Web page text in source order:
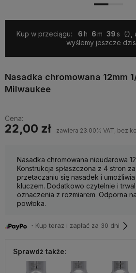
Kup w przeciągu: 6 6 39
⏰,
wyślemy jeszcze
Nasadka chromowana 12mm
Milwaukee
Cena:
22,00 zł zawiera 23.00% VAT, bez
Nasadka chromowana nieudarowa
Konstrukcja spłaszczona z 4 stron
przetaczaniu się nasadek i
kluczem. Dodatkowo czytelnie i
oznaczenia z rozmiarem. Odporna
powłoka.
・Kup teraz i zapłać za 30 dni
Sprawdź także: